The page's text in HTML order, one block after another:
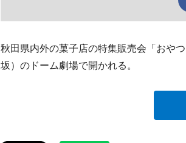
秋田県内外の菓子店の特集販売会「おや
坂）のドーム劇場で開かれる。